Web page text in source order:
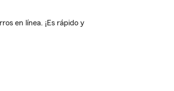
en línea. ¡Es rápido y